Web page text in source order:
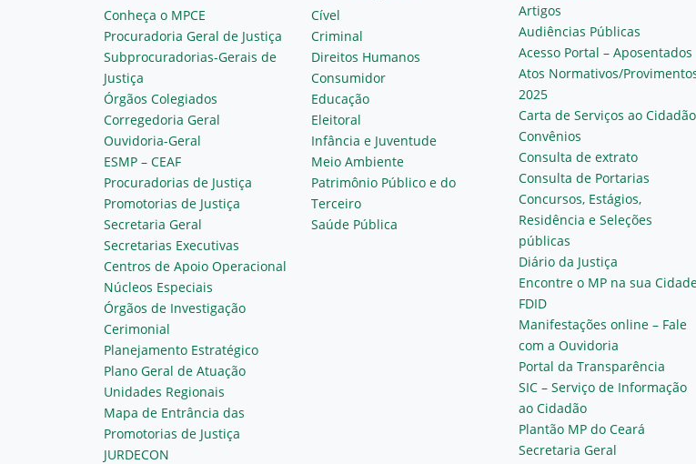
Conheça o MPCE
Procuradoria Geral de Justiça
Subprocuradorias-Gerais de
Justiça
Órgãos Colegiados
Corregedoria Geral
Ouvidoria-Geral
ESMP – CEAF
Procuradorias de Justiça
Promotorias de Justiça
Secretaria Geral
Secretarias Executivas
Centros de Apoio Operacional
Núcleos Especiais
Órgãos de Investigação
Cerimonial
Planejamento Estratégico
Plano Geral de Atuação
Unidades Regionais
Mapa de Entrância das
Promotorias de Justiça
JURDECON
Cível
Criminal
Direitos Humanos
Consumidor
Educação
Eleitoral
Infância e Juventude
Meio Ambiente
Patrimônio Público e do
Terceiro
Saúde Pública
Artigos
Audiências Públicas
Acesso Portal – Aposentados
Atos Normativos/
2025
Carta de Serviços ao Cidadão
Convênios
Consulta de extrato
Consulta de Portarias
Concursos, Estágios,
Residência e Seleções
públicas
Diário da Justiça
Encontre o MP na sua
FDID
Manifestações online – Fale
com a Ouvidoria
Portal da Transparência
SIC – Serviço de Informação
ao Cidadão
Plantão MP do Ceará
Secretaria Geral